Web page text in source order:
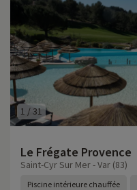
1 /31
Le Frégate Provence
Saint-Cyr Sur Mer - Var (83)
Piscine intérieure chauffée